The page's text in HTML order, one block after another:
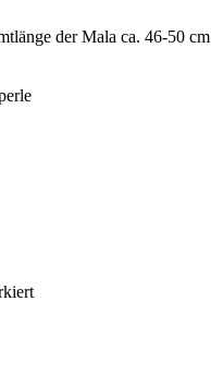
der Mala ca. 46-50 cm